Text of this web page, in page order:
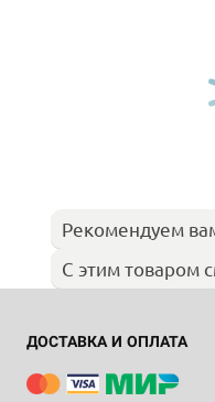
Рекомендуем
С этим товаром
ДОСТАВКА И ОПЛАТА